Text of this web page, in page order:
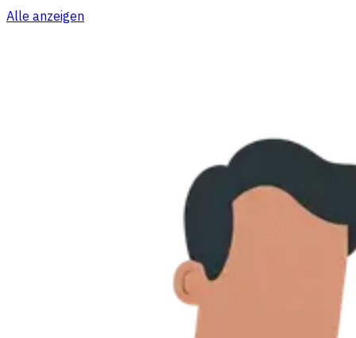
Alle anzeigen